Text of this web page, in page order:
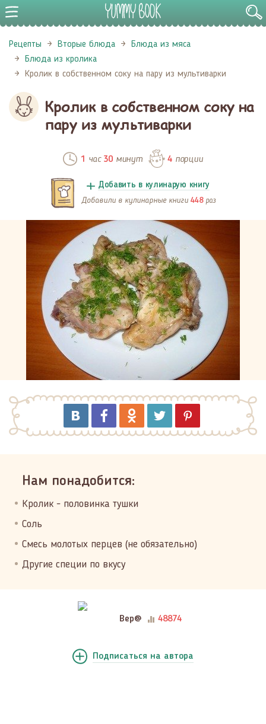
Рецепты Вторые блюда
Блюда из мяса
Блюда из кролика
Кролик в собственном соку на пару из мультиварки
Кролик в собственном соку на
пару из мультиварки
1 час 30минут 4порции
Добавить в кулинарую книгу
Добавили в кулинарные книги 448 раз
Нам понадобится:
Кролик - половинка тушки
Соль
Смесь молотых перцев (не обязательно)
Другие специи по вкусу
Вер@ 48874
Подписаться на автора